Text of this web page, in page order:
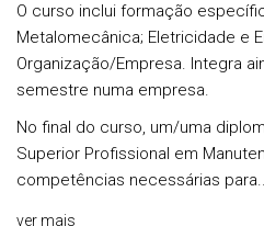
O curso inclui formação
Metalomecânica; Eletricidade e
Organização/Empresa. Integra
semestre numa empresa.
No final do curso, um/uma
Superior Profissional em
competências necessárias
ver mais